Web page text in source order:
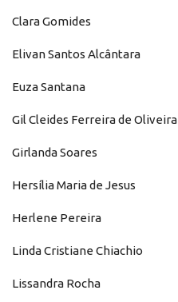
Clara Gomides
Elivan Santos Alcântara
Euza Santana
Gil Cleides Ferreira de Oliveira
Girlanda Soares
Hersília Maria de Jesus
Herlene Pereira
Linda Cristiane Chiachio
Lissandra Rocha